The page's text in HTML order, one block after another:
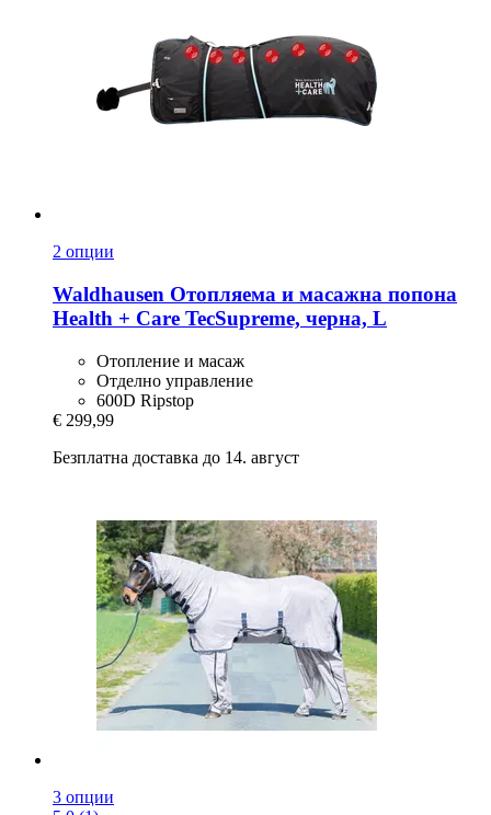
2 опции
Waldhausen Отопляема и масажна попона
Health + Care TecSupreme, черна, L
Отопление и масаж
Отделно управление
600D Ripstop
€ 299,99
Безплатна доставка до 14. август
3 опции